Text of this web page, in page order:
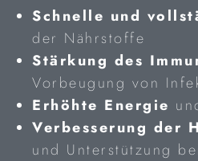
Schnelle und
der Nährstoffe
Stärkung des
Vorbeugung von
Erhöhte Energie
Verbesserung der
und Unterstützung